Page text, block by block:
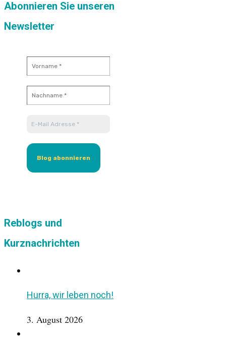
Abonnieren Sie unseren
Newsletter
Reblogs und
Kurznachrichten
Hurra, wir leben noch!
3. August 2026